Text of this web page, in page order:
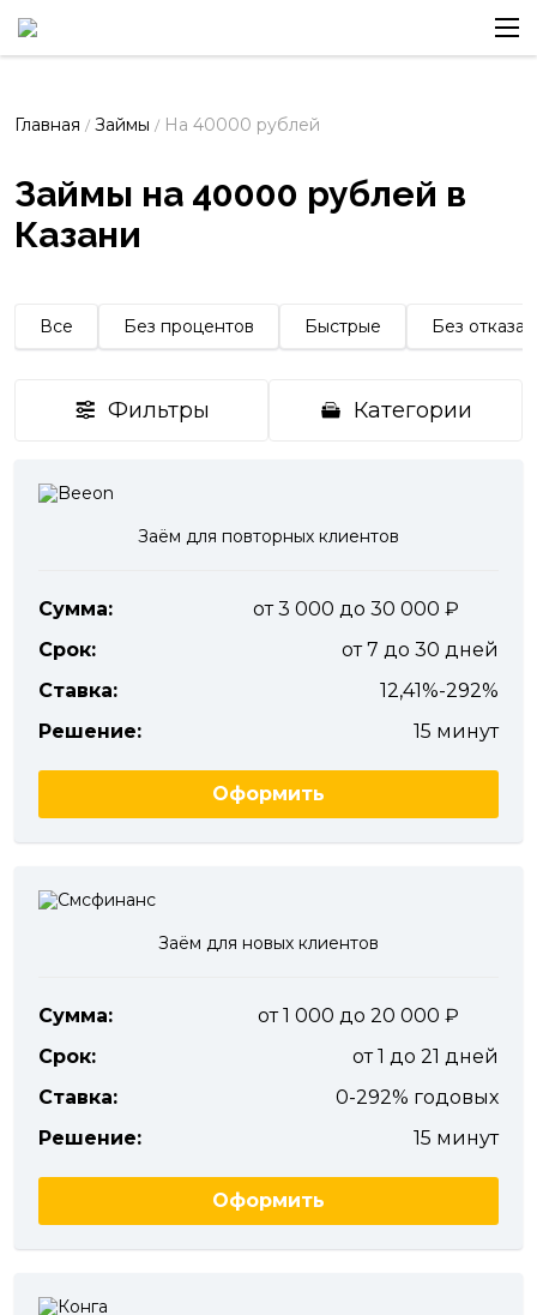
Главная / Займы / На 40000 рублей
Займы на 40000 рублей в
Казани
Все Без процентов Быстрые Без отказа
Фильтры Категории
Заём для повторных клиентов
Сумма:
от 3 000 до 30 000
Срок:
от 7 до 30 дней
Ставка:
12,41%-292%
Решение:
15 минут
Оформить
Заём для новых клиентов
Сумма:
от 1 000 до 20 000
Срок:
от 1 до 21 дней
Ставка:
0-292% годовых
Решение:
15 минут
Оформить